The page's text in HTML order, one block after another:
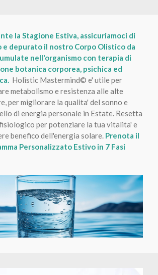
la Stagione Estiva, assicuriamoci di
e depurato il nostro Corpo Olistico da
nell'organismo con terapia di
botanica corporea, psichica ed
Holistic Mastermind© e' utile per
metabolismo e resistenza alle alte
per migliorare la qualita' del sonno e
di energia personale in Estate. Resetta
per potenziare la tua vitalita' e
benefico dell'energia solare. Prenota il
Personalizzato Estivo in 7 Fasi